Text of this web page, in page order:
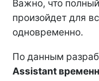
Важно, что
произойдет для
одновременно.
По данным
Assistant